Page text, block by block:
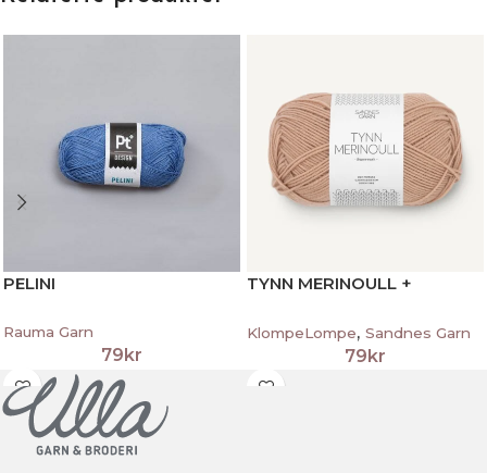
PELINI
Rauma Garn
79kr
TYNN MERINOULL +
KlompeLompe, Sandnes Garn
79kr